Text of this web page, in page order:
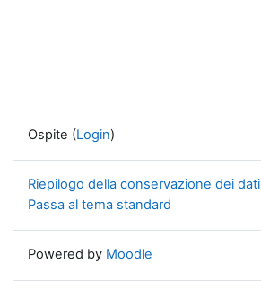
Ospite (Login)
Riepilogo della conservazione dei dati
Passa al tema standard
Powered by Moodle